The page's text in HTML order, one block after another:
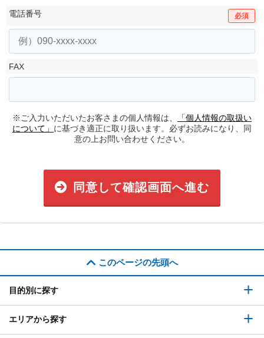
電話番号 必須
FAX
※ご入力いただいたお客さまの個人情報は、
「個人情報の取扱い
について」 に基づき適正に取り扱います。必ずお読みになり、同
意の上お問い合わせください。
同意して確認画面へ進む
このページの先頭へ
目的別に探す
エリアから探す